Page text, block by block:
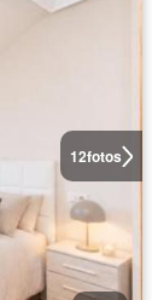
12fotos